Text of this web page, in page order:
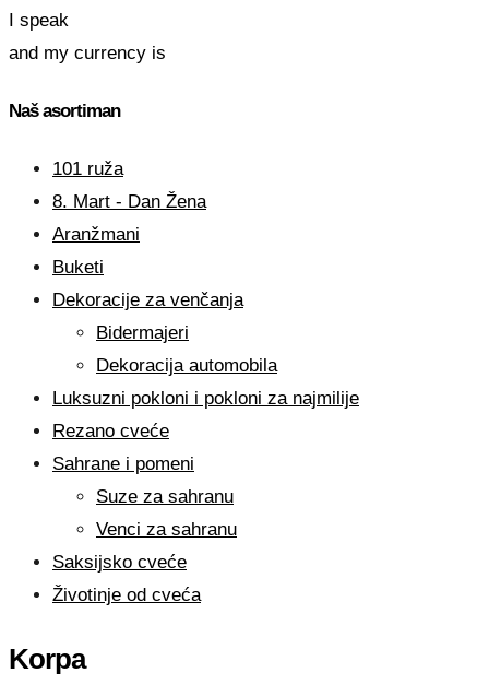
I speak
and my currency is
Naš asortiman
101 ruža
8. Mart - Dan Žena
Aranžmani
Buketi
Dekoracije za venčanja
Bidermajeri
Dekoracija automobila
Luksuzni pokloni i pokloni za najmilije
Rezano cveće
Sahrane i pomeni
Suze za sahranu
Venci za sahranu
Saksijsko cveće
Životinje od cveća
Korpa